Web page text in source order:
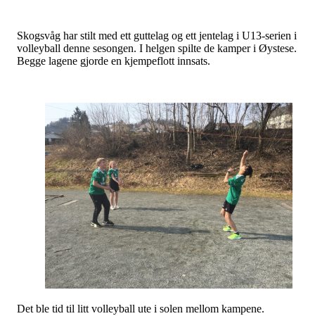
Skogsvåg har stilt med ett guttelag og ett jentelag i U13-serien i
volleyball denne sesongen. I helgen spilte de kamper i Øystese.
Begge lagene gjorde en kjempeflott innsats.
Det ble tid til litt volleyball ute i solen mellom kampene.